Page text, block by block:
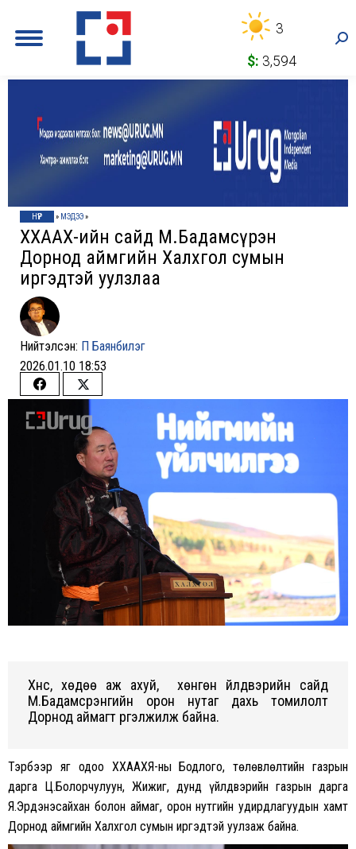
3
$: 3,594
НҮҮР » МЭДЭЭ»
ХХААХҮ-ийн сайд М.Бадамсүрэн
Дорнод аймгийн Халхгол сумын
иргэдтэй уулзлаа
Нийтэлсэн: П Баянбилэг
2026.01.10 18:53
Share
on
Facebook
Share
on
Twitter
Хүнс, хөдөө аж ахуй, хөнгөн үйлдвэрийн сайд
М.Бадамсүрэнгийн орон нутаг дахь томилолт
Дорнод аймагт үргэлжилж байна.
Тэрбээр яг одоо ХХААХҮЯ-ны Бодлого, төлөвлөлтийн газрын
дарга Ц.Болорчулуун, Жижиг, дунд үйлдвэрийн газрын дарга
Я.Эрдэнэсайхан болон аймаг, орон нутгийн удирдлагуудын хамт
Дорнод аймгийн Халхгол сумын иргэдтэй уулзаж байна.